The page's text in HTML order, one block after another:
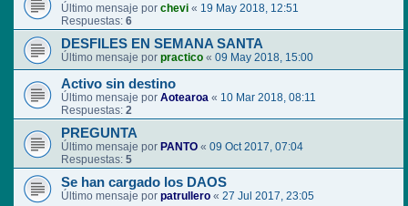
Último mensaje por chevi « 19 May 2018, 12:51
Respuestas: 6
DESFILES EN SEMANA SANTA
Último mensaje por practico « 09 May 2018, 15:00
Activo sin destino
Último mensaje por Aotearoa « 10 Mar 2018, 08:11
Respuestas: 2
PREGUNTA
Último mensaje por PANTO « 09 Oct 2017, 07:04
Respuestas: 5
Se han cargado los DAOS
Último mensaje por patrullero « 27 Jul 2017, 23:05